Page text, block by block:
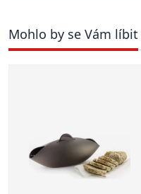
Mohlo by se Vám líbit